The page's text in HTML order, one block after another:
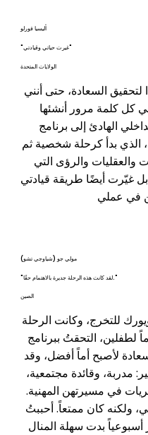
أليسيا فورلو
"غيرت حياتي وقيادتي"
الولايات المتحدة
السعادة، حتى أنني
كل كلمة مرور أنشئها
الهادئ إلى برنامج
الذي بدأ كرحلة شخصية ثم
والعقليات والرؤى التي
غيّرت أيضًا طريقة قيادتي
في عملي.
عملي وتفاعلوا معه بشغف
به رؤية تال وتفانيه، شعرتُ
وازدادت ثقتي بنفسي،
كان انضمامي إلى
أتخيل. أشعر حقًا بأنني
مولي جو (شياوجي تشو)
"لقد كانت هذه الرحلة جديرة بالاهتمام حقًا."
الصين
للتخرج، وكانت الرحلة
لطفلين، التحقتُ ببرنامج
لأصبح أماً أفضل، وقد
مدربة، وقائدة مجتمعية،
في مسيرتهن المهنية.
ولكنه كان ممتعاً. أحببتُ
بدت سهلة المنال